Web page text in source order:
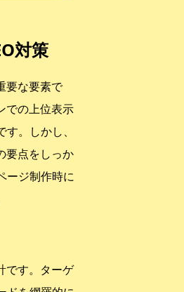
対策
要な要素で
での上位表示
。しかし、
要点をしっか
ージ制作時に
です。ターゲ